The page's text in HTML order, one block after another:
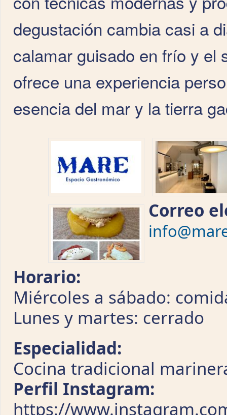
degustación cambia casi a
calamar guisado en frío y el
ofrece una experiencia
esencia del mar y la tierra
Correo
Horario:
Miércoles a sábado:
Lunes y martes: cerrado
Especialidad:
Cocina tradicional
Perfil Instagram:
https://